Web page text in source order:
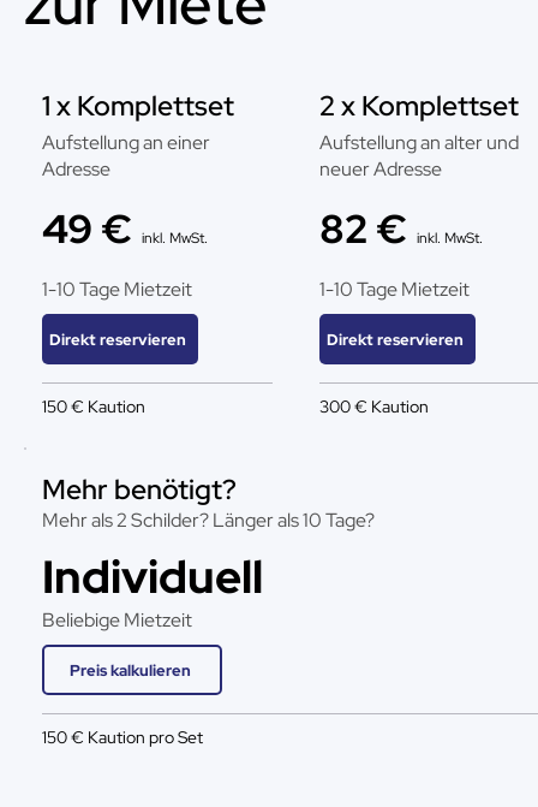
1 x Komplettset
Aufstellung an einer
Adresse
49 € inkl. MwSt.
1-10 Tage Mietzeit
Direkt reservieren
150 € Kaution
2 x Komplettset
Aufstellung an alter und
neuer Adresse
82 € inkl. MwSt.
1-10 Tage Mietzeit
Direkt reservieren
300 € Kaution
Mehr benötigt?
Mehr als 2 Schilder? Länger als 10 Tage?
Individuell
Beliebige Mietzeit
Preis kalkulieren
150 € Kaution pro Set